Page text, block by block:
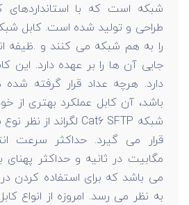
شبکه است که با استانداردهای
طراحی و تولید شده است. کابل
را به هم شبکه می کنند و .ظیفه
باشد، آن کابل عملکرد بهتری از
شبکه Cat6 SFTP لگراند
می باشد که برای استفاده کردن
به نظر می رسد. امروزه از انواع